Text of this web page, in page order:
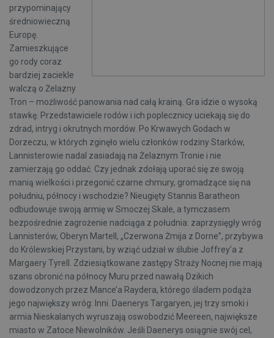
przypominający
średniowieczną
Europę.
Zamieszkujące
go rody coraz
bardziej zaciekle
walczą o Żelazny
Tron – możliwość panowania nad całą krainą. Gra idzie o wysoką
stawkę. Przedstawiciele rodów i ich poplecznicy uciekają się do
zdrad, intryg i okrutnych mordów. Po Krwawych Godach w
Dorzeczu, w których zginęło wielu członków rodziny Starków,
Lannisterowie nadal zasiadają na Żelaznym Tronie i nie
zamierzają go oddać. Czy jednak zdołają uporać się ze swoją
manią wielkości i przegonić czarne chmury, gromadzące się na
południu, północy i wschodzie? Nieugięty Stannis Baratheon
odbudowuje swoją armię w Smoczej Skale, a tymczasem
bezpośrednie zagrożenie nadciąga z południa: zaprzysięgły wróg
Lannisterów, Oberyn Martell, „Czerwona Żmija z Dorne”, przybywa
do Królewskiej Przystani, by wziąć udział w ślubie Joffrey’a z
Margaery Tyrell. Zdziesiątkowane zastępy Straży Nocnej nie mają
szans obronić na północy Muru przed nawałą Dzikich
dowodzonych przez Mance’a Raydera, którego śladem podąża
jego największy wróg: Inni. Daenerys Targaryen, jej trzy smoki i
armia Nieskalanych wyruszają oswobodzić Meereen, największe
miasto w Zatoce Niewolników. Jeśli Daenerys osiągnie swój cel,